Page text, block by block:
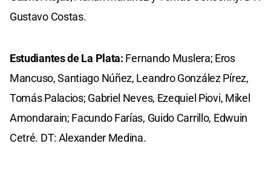
Gustavo Costas.
Estudiantes de La Plata: Fernando Muslera; Eros
Mancuso, Santiago Núñez, Leandro González Pírez,
Tomás Palacios; Gabriel Neves, Ezequiel Piovi, Mikel
Amondarain; Facundo Farías, Guido Carrillo, Edwuin
Cetré. DT: Alexander Medina.